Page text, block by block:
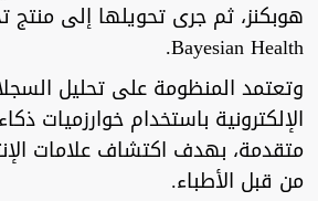
هوبكنز، ثم جرى تحويلها إلى منتج
Bayesian Health.
وتعتمد المنظومة على تحليل
الإلكترونية باستخدام خوارزميات
متقدمة، بهدف اكتشاف علامات
من قبل الأطباء.